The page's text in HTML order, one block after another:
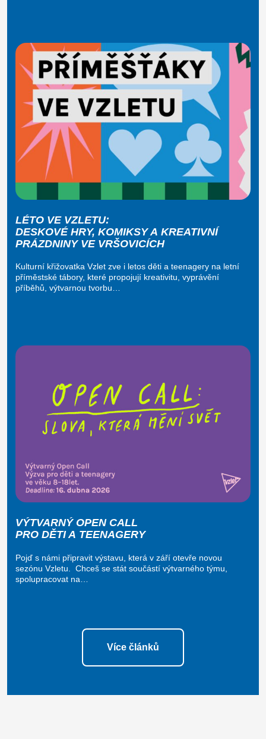
LÉTO VE VZLETU:
DESKOVÉ HRY, KOMIKSY A KREATIVNÍ
PRÁZDNINY VE VRŠOVICÍCH
Kulturní křižovatka Vzlet zve i letos děti a teenagery na letní
příměstské tábory, které propojují kreativitu, vyprávění
příběhů, výtvarnou tvorbu…
VÝTVARNÝ OPEN CALL
PRO DĚTI A TEENAGERY
Pojď s námi připravit výstavu, která v září otevře novou
sezónu Vzletu. Chceš se stát součástí výtvarného týmu,
spolupracovat na…
Více článků